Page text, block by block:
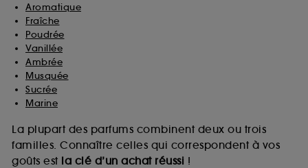
Aromatique
Fraîche
Poudrée
Vanillée
Ambrée
Musquée
Sucrée
Marine
La plupart des parfums combinent deux ou trois
familles. Connaître celles qui correspondent à vos
goûts est la clé d’un achat réussi !